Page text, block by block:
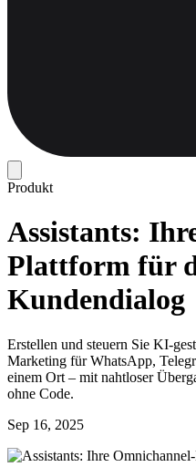
Produkt
Assistants:
Plattform für
Kundendialog
Erstellen und steuern Sie KI-
Marketing für WhatsApp,
einem Ort – mit nahtloser
ohne Code.
Sep 16, 2025